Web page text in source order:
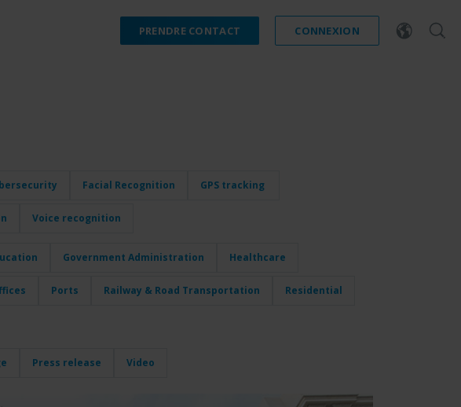
PRENDRE CONTACT CONNEXION
Facial Recognition GPS tracking
Voice recognition
Government Administration Healthcare
Ports Railway & Road Transportation Residential
Press release Video